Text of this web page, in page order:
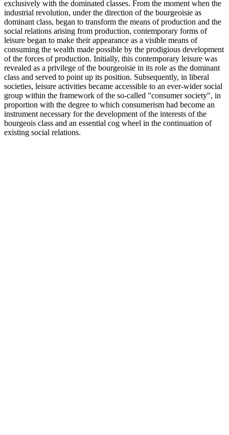
exclusively with the dominated classes. From the moment when the
industrial revolution, under the direction of the bourgeoisie as
dominant class, began to transform the means of production and the
social relations arising from production, contemporary forms of
leisure began to make their appearance as a visible means of
consuming the wealth made possible by the prodigious development
of the forces of production. Initially, this contemporary leisure was
revealed as a privilege of the bourgeoisie in its role as the dominant
class and served to point up its position. Subsequently, in liberal
societies, leisure activities became accessible to an ever-wider social
group within the framework of the so-called "consumer society", in
proportion with the degree to which consumerism had become an
instrument necessary for the development of the interests of the
bourgeois class and an essential cog wheel in the continuation of
existing social relations.